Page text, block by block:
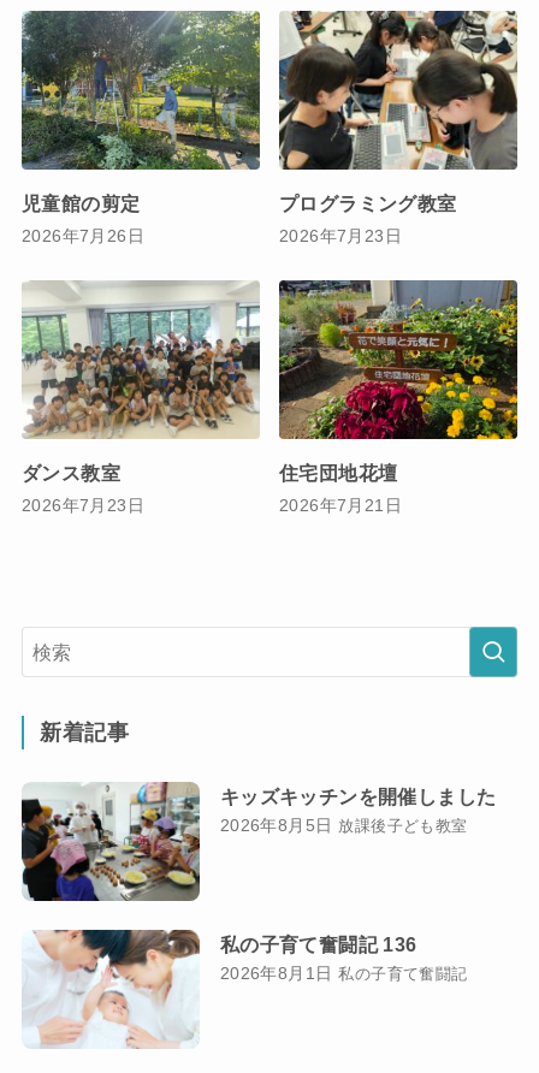
児童館の剪定
2026年7月26日
プログラミング教室
2026年7月23日
ダンス教室
2026年7月23日
住宅団地花壇
2026年7月21日
新着記事
キッズキッチンを開催しました
2026年8月5日 放課後子ども教室
私の子育て奮闘記 136
2026年8月1日 私の子育て奮闘記